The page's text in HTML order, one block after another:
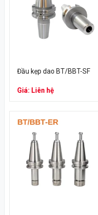
Đầu kẹp dao BT/BBT-SF
Giá: Liên hệ